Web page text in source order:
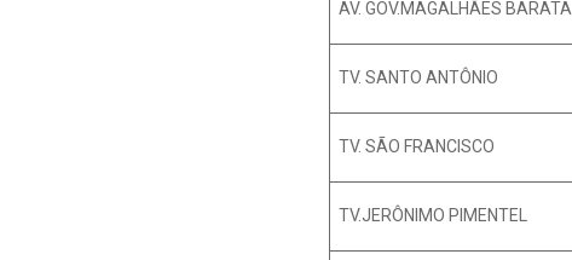
AV. GOV.MAGALHÃES BARATA
TV. SANTO ANTÔNIO
TV. SÃO FRANCISCO
TV.JERÔNIMO PIMENTEL